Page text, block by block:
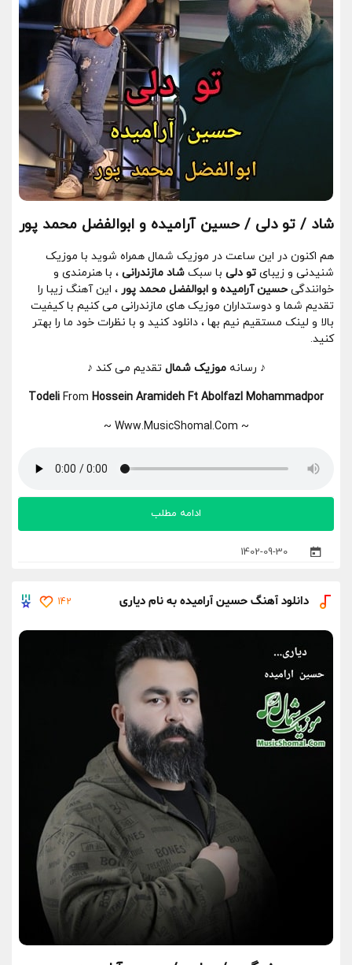
شاد / تو دلی / حسین آرامیده و ابوالفضل محمد پور
هم اکنون در این ساعت در موزیک شمال همراه شوید با موزیک
شنیدنی و زیبای تو دلی با سبک شاد مازندرانی ، با هنرمندی و
خوانندگی حسین آرامیده و ابوالفضل محمد پور ، این آهنگ زیبا را
تقدیم شما و دوستداران موزیک های مازندرانی می کنیم با کیفیت
بالا و لینک مستقیم نیم بها ، دانلود کنید و با نظرات خود ما را بهتر
کنید.
♪ رسانهموزیک شمال تقدیم می کند ♪
Todeli From Hossein Aramideh Ft Abolfazl Mohammadpor
~ Www.MusicShomal.Com ~
1402-09-30
ادامه مطلب
دانلود آهنگ حسین آرامیده به نام دیاری 142